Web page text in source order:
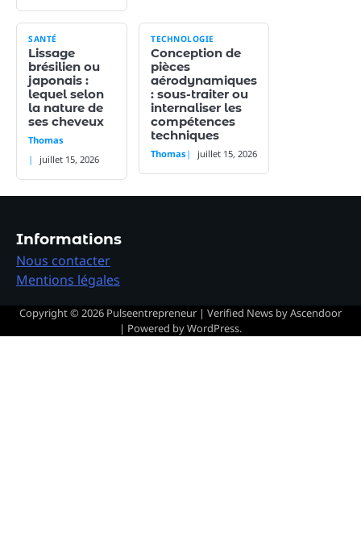
SANTÉ
Lissage
brésilien ou
japonais :
lequel selon
la nature de
ses cheveux
Thomas
juillet 15, 2026
TECHNOLOGIE
Conception de
pièces
aérodynamiques
: sous-traiter ou
internaliser les
compétences
techniques
Thomas juillet 15, 2026
Informations
Nous contacter
Mentions légales
Copyright © 2026 Pulseentrepreneur | Verified News byAscendoor
| Powered byWordPress.